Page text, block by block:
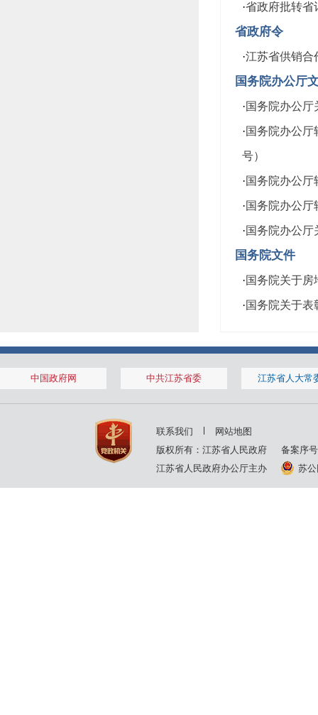
·省政府批转省
省政府令
·江苏省供销合
国务院办公厅
·国务院办公厅
·国务院办公厅
号）
·国务院办公厅
·国务院办公厅
·国务院办公厅
国务院文件
·国务院关于房
·国务院关于表
中国政府网 中共江苏省委 江苏省人大常
联系我们
网站地图
版权所有：江苏省人民政府
备案序
江苏省人民政府办公厅主办
苏